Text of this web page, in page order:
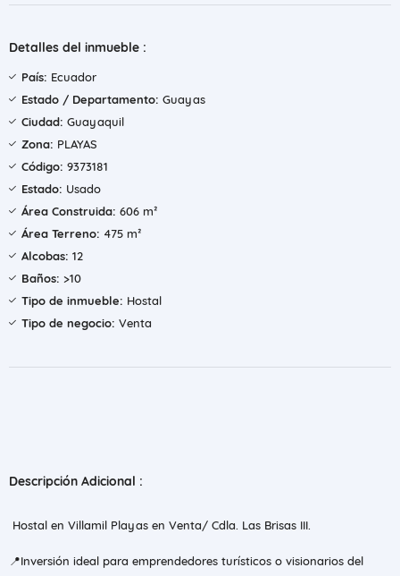
Detalles del inmueble :
País: Ecuador
Estado / Departamento: Guayas
Ciudad: Guayaquil
Zona: PLAYAS
Código: 9373181
Estado: Usado
Área Construida: 606 m²
Área Terreno: 475 m²
Alcobas: 12
Baños: >10
Tipo de inmueble: Hostal
Tipo de negocio: Venta
Descripción Adicional :
Hostal en Villamil Playas en Venta/ Cdla. Las Brisas III.
📍Inversión ideal para emprendedores turísticos o visionarios del